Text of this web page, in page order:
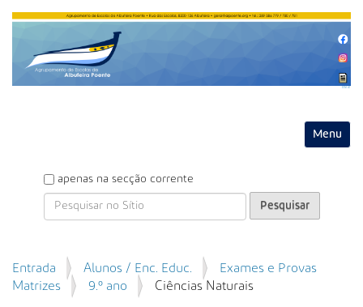
Toggle
P
e
i
s
apenas na secção corrente
P
e
Entrada Alunos / Enc. Educ.
Exames e Provas
Matrizes
9.º ano Ciências Naturais